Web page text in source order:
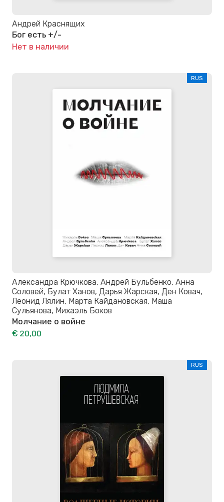
Андрей Краснящих
Бог есть +/-
Нет в наличии
RUS
Александра Крючкова, Андрей Бульбенко, Анна
Соловей, Булат Ханов, Дарья Жарская, Ден Ковач,
Леонид Лялин, Марта Кайдановская, Маша
Сульянова, Михаэль Боков
Молчание о войне
€ 20,00
RUS